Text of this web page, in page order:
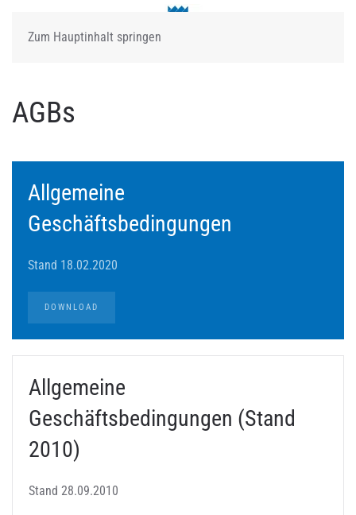
Zum Hauptinhalt springen
AGBs
Allgemeine
Geschäftsbedingungen
Stand 18.02.2020
DOWNLOAD
Allgemeine
Geschäftsbedingungen (Stand
2010)
Stand 28.09.2010